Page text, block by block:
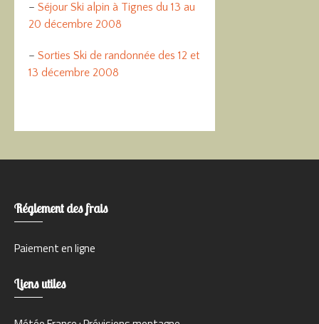
– Séjour Ski alpin à Tignes du 13 au
20 décembre 2008
– Sorties Ski de randonnée des 12 et
13 décembre 2008
Réglement des frais
Paiement en ligne
Liens utiles